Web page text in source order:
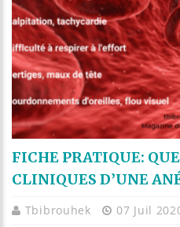
FICHE PRATIQUE:
CLINIQUES D’UNE
Tbibrouhek 07 Juil